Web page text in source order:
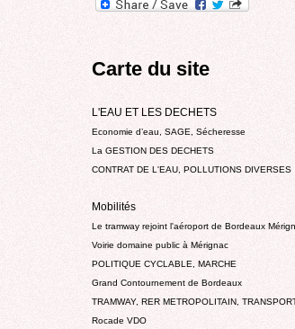
Carte du site
L'EAU ET LES DECHETS
Economie d’eau, SAGE, Sécheresse
La GESTION DES DECHETS
CONTRAT DE L'EAU, POLLUTIONS DIVERSES
Mobilités
Le tramway rejoint l'aéroport de Bordeaux
Voirie domaine public à Mérignac
POLITIQUE CYCLABLE, MARCHE
Grand Contournement de Bordeaux
TRAMWAY, RER METROPOLITAIN,
Rocade VDO